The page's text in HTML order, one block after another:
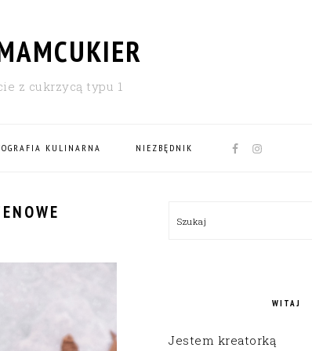
z cukrzycą typu 1
KULINARNA NIEZBĘDNIK
NAV
SIDEBAR
Szukaj
WITAJ
Jestem kreatorką